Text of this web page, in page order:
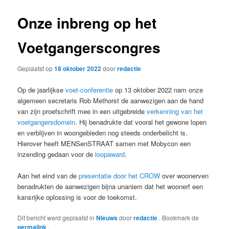
Onze inbreng op het
Voetgangerscongres
Geplaatst op18 oktober 2022doorredactie
Op de jaarlijksevoet-conferentie op 13 oktober 2022 nam onze
algemeen secretaris Rob Methorst de aanwezigen aan de hand
van zijn proefschrift mee in een uitgebreideverkenning van het
voetgangersdomein. Hij benadrukte dat vooral het gewone lopen
en verblijven in woongebieden nog steeds onderbelicht is.
Hierover heeft MENSenSTRAAT samen met Mobycon een
inzending gedaan voor deloopaward.
Aan het eind van depresentatie door het CROW over woonerven
benadrukten de aanwezigen bijna unaniem dat het woonerf een
kansrijke oplossing is voor de toekomst.
Dit bericht werd geplaatst inNieuwsdoorredactie . Bookmark de
permalink .